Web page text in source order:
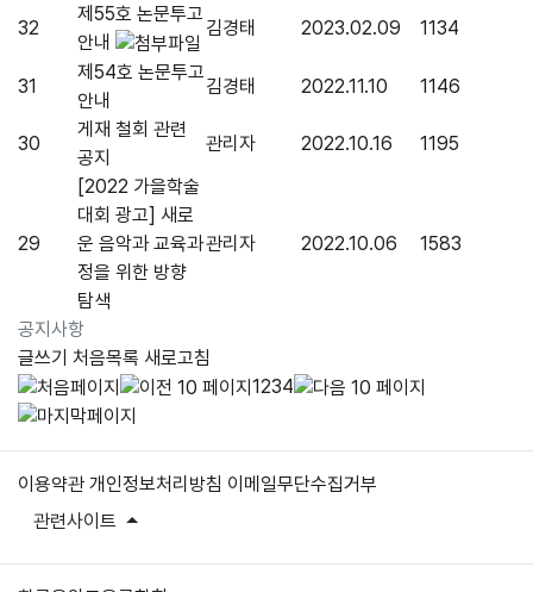
공지사항
32
제55호 논문투고
안내
김경태 2023.02.09 1134
31
제54호 논문투고
안내
김경태 2022.11.10 1146
30
게재 철회 관련
공지
관리자 2022.10.16 1195
29
[2022 가을학술
대회 광고] 새로
운 음악과 교육과
정을 위한 방향
탐색
관리자 2022.10.06 1583
글쓰기 처음목록 새로고침
1234
이용약관 개인정보처리방침 이메일무단수집거부
관련사이트